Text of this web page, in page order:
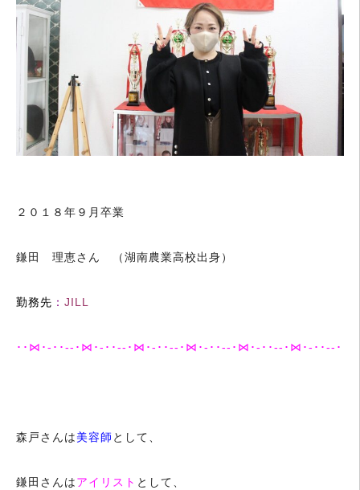
２０１８年９月卒業
鎌田 理恵さん （湖南農業高校出身）
勤務先 ： JILL
･･⋈･-･･--･⋈･-･･--･⋈･-･･--･⋈･-･･--･⋈･-･･--･⋈･-･･--･
森戸さんは美容師 として、
鎌田さんはアイリスト として、